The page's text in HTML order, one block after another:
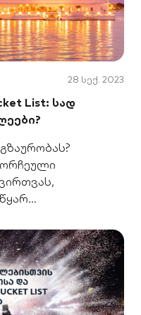
28 სექ. 2023
List: სად